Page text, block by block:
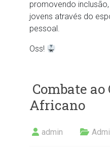
promovendo
jovens através do
pessoal.
Oss!
Combate
Africano
admin